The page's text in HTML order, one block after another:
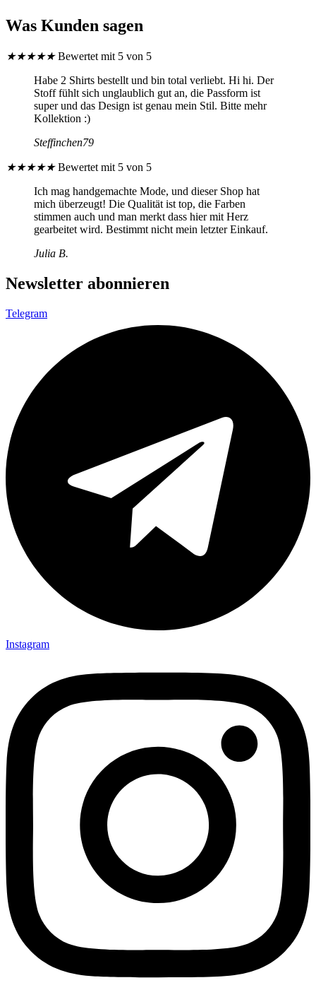
Die
Optionen
können
auf
der
Produktseite
gewählt
werden
Was Kunden sagen
★★★★★ Bewertet mit 5 von 5
Habe 2 Shirts bestellt und bin total verliebt. Hi hi. Der
Stoff fühlt sich unglaublich gut an, die Passform ist
super und das Design ist genau mein Stil. Bitte mehr
Kollektion :)
Steffinchen79
★★★★★ Bewertet mit 5 von 5
Ich mag handgemachte Mode, und dieser Shop hat
mich überzeugt! Die Qualität ist top, die Farben
stimmen auch und man merkt dass hier mit Herz
gearbeitet wird. Bestimmt nicht mein letzter Einkauf.
Julia B.
Newsletter abonnieren
Telegram
Instagram